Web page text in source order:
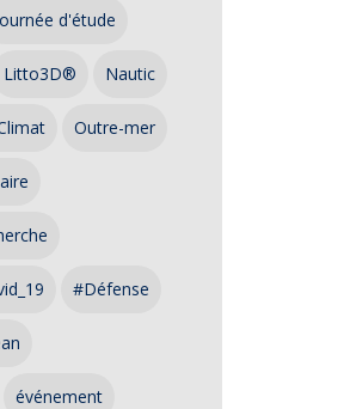
d'étude
Litto3D® Nautic
Outre-mer
#Défense
événement